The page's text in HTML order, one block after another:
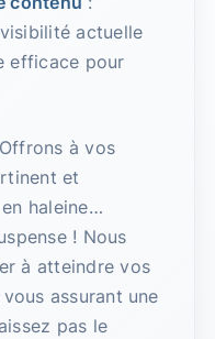
actuelle
efficace pour
à vos
et
haleine…
! Nous
à atteindre vos
assurant une
pas le